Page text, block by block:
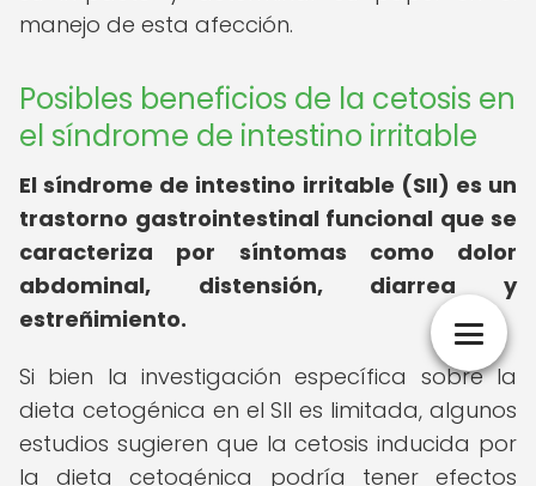
manejo de esta afección.
Posibles beneficios de la cetosis en
el síndrome de intestino irritable
El síndrome de intestino irritable (SII) es un
trastorno gastrointestinal funcional que se
caracteriza por síntomas como dolor
abdominal, distensión, diarrea y
estreñimiento.
Si bien la investigación específica sobre la
dieta cetogénica en el SII es limitada, algunos
estudios sugieren que la cetosis inducida por
la dieta cetogénica podría tener efectos